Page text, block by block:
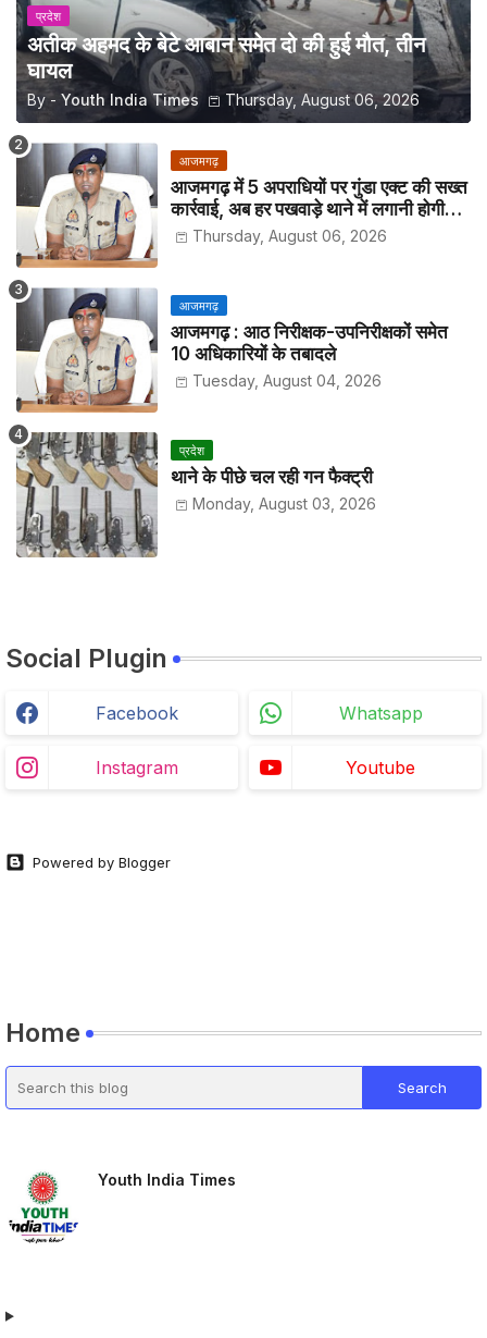
प्रदेश
अतीक अहमद के बेटे आबान समेत दो की हुई मौत, तीन
घायल
By - Youth India Times Thursday, August 06, 2026
आजमगढ़
आजमगढ़ में 5 अपराधियों पर गुंडा एक्ट की सख्त
कार्रवाई, अब हर पखवाड़े थाने में लगानी होगी
हाजिरीThursday, August 06, 2026
आजमगढ़
आजमगढ़ : आठ निरीक्षक-उपनिरीक्षकों समेत
10 अधिकारियों के तबादले
Tuesday, August 04, 2026
प्रदेश
थाने के पीछे चल रही गन फैक्ट्री
Monday, August 03, 2026
Social Plugin
Facebook Whatsapp
Instagram Youtube
Powered by Blogger
Home
Youth India Times